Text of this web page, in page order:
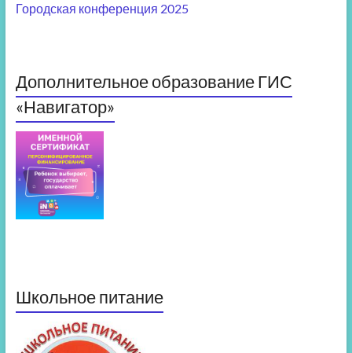
Городская конференция 2025
Дополнительное образование ГИС
«Навигатор»
Школьное питание